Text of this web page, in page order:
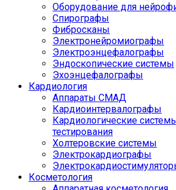
Оборудование для
Спирографы
Фибросканы
Электронейромиографы
Электроэнцефалографы
Эндоскопические системы
Эхоэнцефалографы
Кардиология
Аппараты СМАД
Кардиоинтервалографы
Кардиологические
тестирования
Холтеровские системы
Электрокардиографы
Косметология